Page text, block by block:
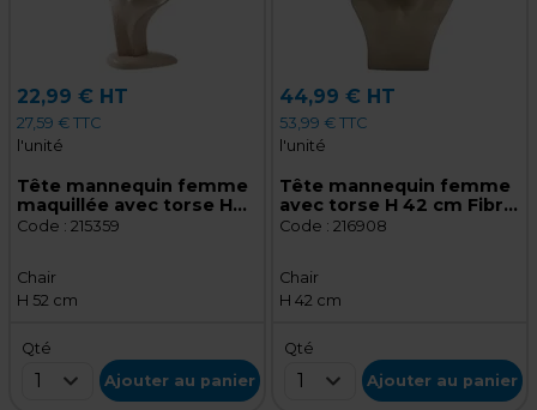
22,99 € HT
27,59 € TTC
l'unité
Tête mannequin femme
maquillée avec torse H
52 cm Plastique - Tête
Code : 215359
Chair
H 52 cm
Qté
1 Ajouter au panier
44,99 € HT
53,99 € TTC
l'unité
Tête mannequin femme
avec torse H 42 cm Fibre
de verre - Tête pour
Code : 216908
Chair
H 42 cm
Qté
1 Ajouter au panier